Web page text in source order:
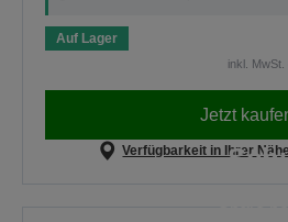
Auf Lager
inkl.
Jetzt
Verfügbarkeit in Ihrer